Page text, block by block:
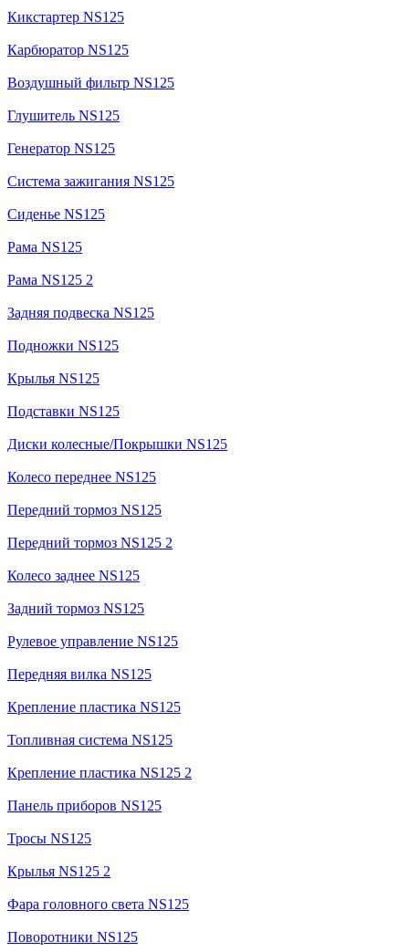
Кикстартер NS125
Карбюратор NS125
Воздушный фильтр NS125
Глушитель NS125
Генератор NS125
Система зажигания NS125
Сиденье NS125
Рама NS125
Рама NS125 2
Задняя подвеска NS125
Подножки NS125
Крылья NS125
Подставки NS125
Диски колесные/Покрышки NS125
Колесо переднее NS125
Передний тормоз NS125
Передний тормоз NS125 2
Колесо заднее NS125
Задний тормоз NS125
Рулевое управление NS125
Передняя вилка NS125
Крепление пластика NS125
Топливная система NS125
Крепление пластика NS125 2
Панель приборов NS125
Тросы NS125
Крылья NS125 2
Фара головного света NS125
Поворотники NS125